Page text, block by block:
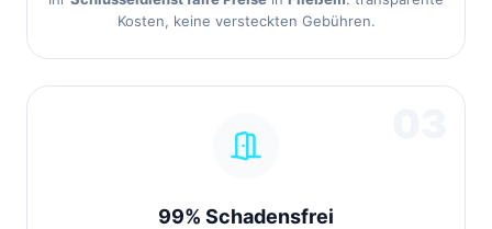
Kosten, keine versteckten Gebühren.
99% Schadensfrei